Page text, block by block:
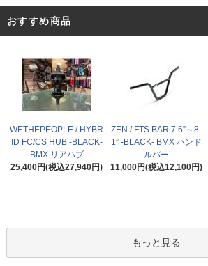
おすすめ商品
WETHEPEOPLE / HYBR
ID FC/CS HUB -BLACK-
BMX リアハブ
25,400円(税込27,940円)
ZEN / FTS BAR 7.6”～8.
1” -BLACK- BMX ハンド
ルバー
11,000円(税込12,100円)
もっと見る